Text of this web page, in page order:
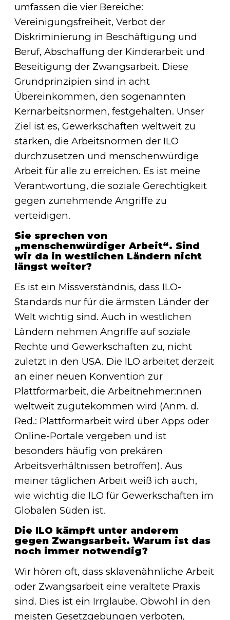
umfassen die vier Bereiche:
Vereinigungsfreiheit, Verbot der
Diskriminierung in Beschäftigung und
Beruf, Abschaffung der Kinderarbeit und
Beseitigung der Zwangsarbeit. Diese
Grundprinzipien sind in acht
Übereinkommen, den sogenannten
Kernarbeitsnormen, festgehalten. Unser
Ziel ist es, Gewerkschaften weltweit zu
stärken, die Arbeitsnormen der ILO
durchzusetzen und menschenwürdige
Arbeit für alle zu erreichen. Es ist meine
Verantwortung, die soziale Gerechtigkeit
gegen zunehmende Angriffe zu
verteidigen.
Sie sprechen von
„menschenwürdiger Arbeit“. Sind
wir da in westlichen Ländern nicht
längst weiter?
Es ist ein Missverständnis, dass ILO-
Standards nur für die ärmsten Länder der
Welt wichtig sind. Auch in westlichen
Ländern nehmen Angriffe auf soziale
Rechte und Gewerkschaften zu, nicht
zuletzt in den USA. Die ILO arbeitet derzeit
an einer neuen Konvention zur
Plattformarbeit, die Arbeitnehmer:nnen
weltweit zugutekommen wird (Anm. d.
Red.: Plattformarbeit wird über Apps oder
Online-Portale vergeben und ist
besonders häufig von prekären
Arbeitsverhältnissen betroffen). Aus
meiner täglichen Arbeit weiß ich auch,
wie wichtig die ILO für Gewerkschaften im
Globalen Süden ist.
Die ILO kämpft unter anderem
gegen Zwangsarbeit. Warum ist das
noch immer notwendig?
Wir hören oft, dass sklavenähnliche Arbeit
oder Zwangsarbeit eine veraltete Praxis
sind. Dies ist ein Irrglaube. Obwohl in den
meisten Gesetzgebungen verboten,